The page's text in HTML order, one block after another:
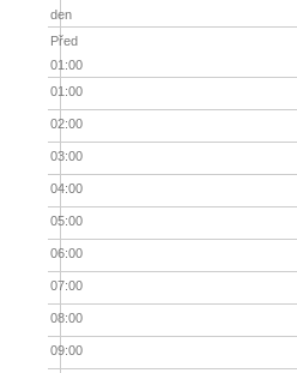
den
Před
01:00
01:00
02:00
03:00
04:00
05:00
06:00
07:00
08:00
09:00